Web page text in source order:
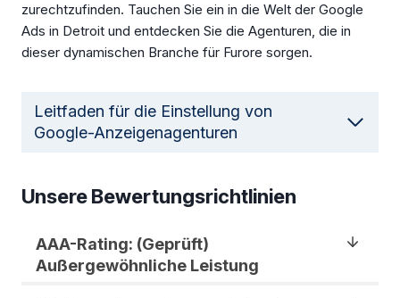
zurechtzufinden. Tauchen Sie ein in die Welt der Google
Ads in Detroit und entdecken Sie die Agenturen, die in
dieser dynamischen Branche für Furore sorgen.
Leitfaden für die Einstellung von
Google-Anzeigenagenturen
Unsere Bewertungsrichtlinien
AAA-Rating: (Geprüft)
Außergewöhnliche Leistung